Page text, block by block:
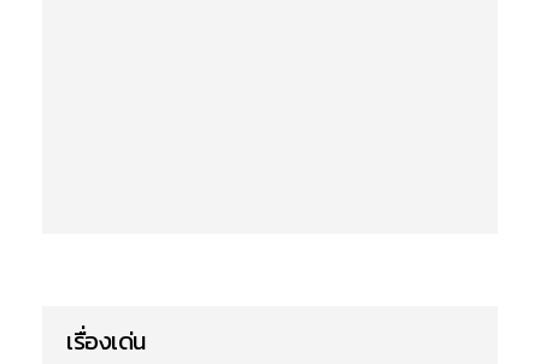
เรื่องเด่น